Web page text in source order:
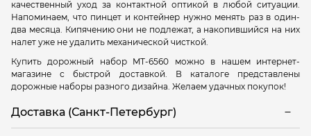
качественный уход за контактной оптикой в любой ситуации.
Напоминаем, что пинцет и контейнер нужно менять раз в один-
два месяца. Кипячению они не подлежат, а накопившийся на них
налет уже не удалить механической чисткой.
Купить дорожный набор MT-6560 можно в нашем интернет-
магазине с быстрой доставкой. В каталоге представлены
дорожные наборы разного дизайна. Желаем удачных покупок!
Доставка (Санкт-Петербург)